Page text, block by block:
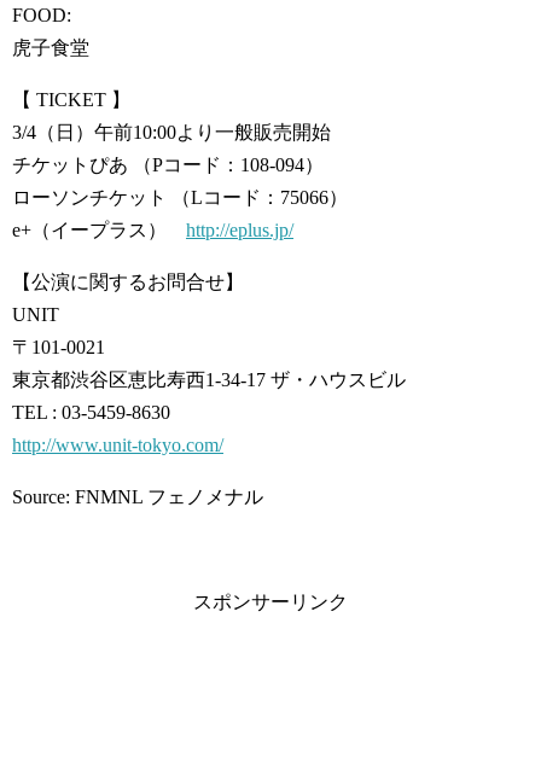
FOOD:
虎子食堂
【 TICKET 】
3/4（日）午前10:00より一般販売開始
チケットぴあ （Pコード：108-094）
ローソンチケット （Lコード：75066）
e+（イープラス） http://eplus.jp/
【公演に関するお問合せ】
UNIT
〒101-0021
東京都渋谷区恵比寿西1-34-17 ザ・ハウスビル
TEL : 03-5459-8630
http://www.unit-tokyo.com/
Source: FNMNL フェノメナル
スポンサーリンク